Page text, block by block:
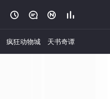
   
疯狂动物城 天书奇谭